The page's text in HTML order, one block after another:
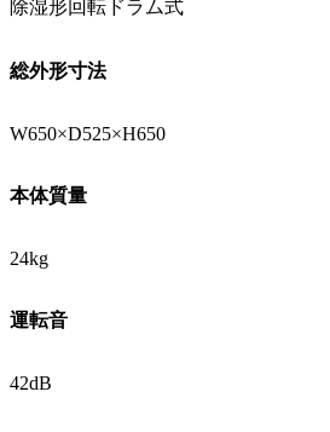
除湿形回転ドラム式
総外形寸法
W650×D525×H650
本体質量
24kg
運転音
42dB